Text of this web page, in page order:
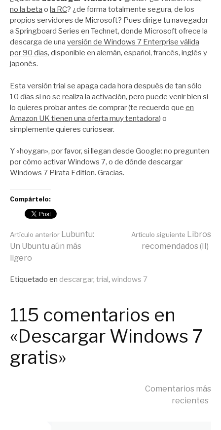
no la beta o la RC? ¿de forma totalmente segura, de los
propios servidores de Microsoft? Pues dirige tu navegador
a Springboard Series en Technet, donde Microsoft ofrece la
descarga de una versión de Windows 7 Enterprise válida
por 90 días, disponible en alemán, español, francés, inglés y
japonés.
Esta versión trial se apaga cada hora después de tan sólo
10 días si no se realiza la activación, pero puede venir bien si
lo quieres probar antes de comprar (te recuerdo que en
Amazon UK tienen una oferta muy tentadora) o
simplemente quieres curiosear.
Y «hoygan», por favor, si llegan desde Google: no pregunten
por cómo activar Windows 7, o de dónde descargar
Windows 7 Pirata Edition. Gracias.
Compártelo:
Seguir
leyendo
Artículo anterior Lubuntu:
Un Ubuntu aún más
ligero
Artículo siguiente Libros
recomendados (II)
Publicado
Etiquetado en descargar, trial, windows 7
115 comentarios en
«Descargar Windows 7
gratis»
NavegaciónComentarios más
recientes